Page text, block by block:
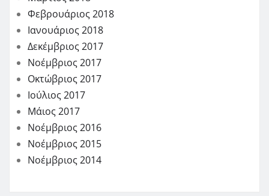
Φεβρουάριος 2018
Ιανουάριος 2018
Δεκέμβριος 2017
Νοέμβριος 2017
Οκτώβριος 2017
Ιούλιος 2017
Μάιος 2017
Νοέμβριος 2016
Νοέμβριος 2015
Νοέμβριος 2014